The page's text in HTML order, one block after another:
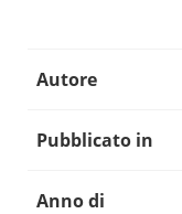
Autore
Pubblicato in
Anno di